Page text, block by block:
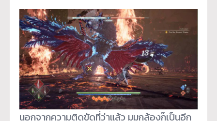
นอกจากความติดขัดที่ว่าแล้ว มุมกล้องก็เป็นอีก